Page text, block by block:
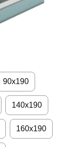
90х190
140х190
160х190